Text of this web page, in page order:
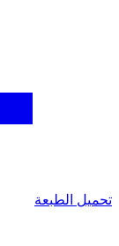
تحميل الطبعة